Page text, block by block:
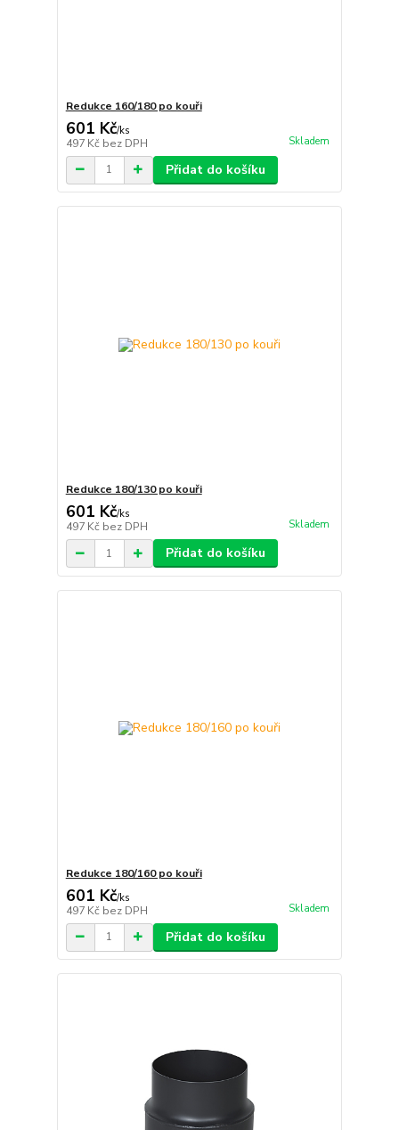
Redukce 160/180 po kouři
601 Kč/ks
497 Kč bez DPH Skladem
Přidat do košíku
Redukce 180/130 po kouři
601 Kč/ks
497 Kč bez DPH Skladem
Přidat do košíku
Redukce 180/160 po kouři
601 Kč/ks
497 Kč bez DPH Skladem
Přidat do košíku